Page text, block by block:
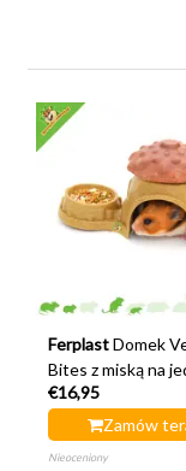
Ferplast Domek
Bites z miską na
19 cm
€16,95
Zamów
Nieoceniony